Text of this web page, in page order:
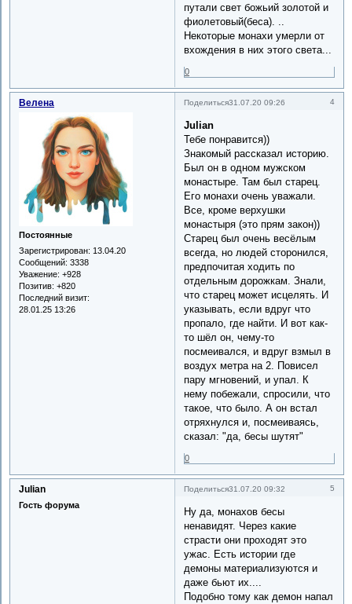
путали свет божьий золотой и
фиолетовый(беса). ..
Некоторые монахи умерли от
вхождения в них этого света...
0
Поделиться 4
31.07.20 09:26
Велена
Постоянные
Зарегистрирован: 13.04.20
Сообщений: 3338
Уважение: +928
Позитив: +820
Последний визит:
28.01.25 13:26
Julian
Тебе понравится))
Знакомый рассказал историю.
Был он в одном мужском
монастыре. Там был старец.
Его монахи очень уважали.
Все, кроме верхушки
монастыря (это прям закон))
Старец был очень весёлым
всегда, но людей сторонился,
предпочитая ходить по
отдельным дорожкам. Знали,
что старец может исцелять. И
указывать, если вдруг что
пропало, где найти. И вот как-
то шёл он, чему-то
посмеивался, и вдруг взмыл в
воздух метра на 2. Повисел
пару мгновений, и упал. К
нему побежали, спросили, что
такое, что было. А он встал
отряхнулся и, посмеиваясь,
сказал: "да, бесы шутят"
0
Поделиться 5
31.07.20 09:32
Julian
Гость форума
Ну да, монахов бесы
ненавидят. Через какие
страсти они проходят это
ужас. Есть истории где
демоны материализуются и
даже бьют их....
Подобно тому как демон напал